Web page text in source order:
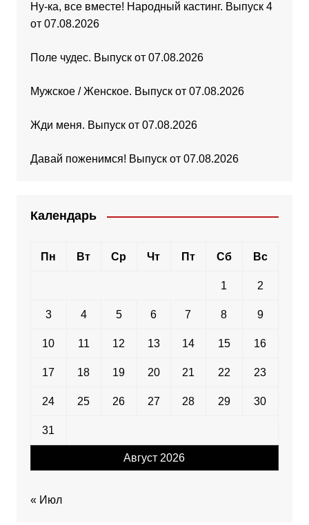
Ну-ка, все вместе! Народный кастинг. Выпуск 4
от 07.08.2026
Поле чудес. Выпуск от 07.08.2026
Мужское / Женское. Выпуск от 07.08.2026
Жди меня. Выпуск от 07.08.2026
Давай поженимся! Выпуск от 07.08.2026
Календарь
Август 2026
Пн Вт Ср Чт Пт Сб Вс
1 2
3 4 5 6 7 8 9
10 11 12 13 14 15 16
17 18 19 20 21 22 23
24 25 26 27 28 29 30
31
« Июл